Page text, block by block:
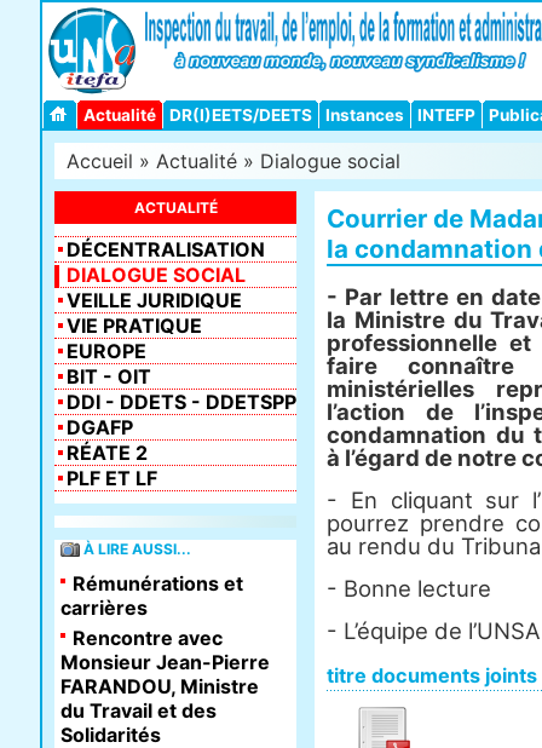
Actualité DR(I)EETS/DEETS Instances INTEFP
Accueil » Actualité » Dialogue social
Courrier de
la condamnation
- Par lettre en
la Ministre du
professionnelle
faire connaître
ministérielles
l’action de
condamnation du
à l’égard de notre
- En cliquant sur
pourrez prendre
au rendu du
- Bonne lecture
- L’équipe de
titre documents joints
ACTUALITÉ
DÉCENTRALISATION
DIALOGUE SOCIAL
VEILLE JURIDIQUE
VIE PRATIQUE
EUROPE
BIT - OIT
DDI - DDETS - DDETSPP
DGAFP
RÉATE 2
PLF ET LF
À LIRE AUSSI...
Rémunérations et
carrières
Rencontre avec
Monsieur Jean-Pierre
FARANDOU, Ministre
du Travail et des
Solidarités